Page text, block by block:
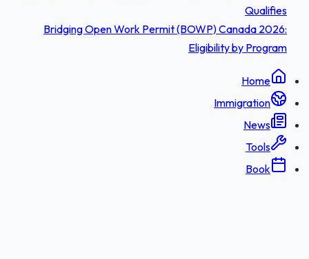
Qualifies
Bridging Open Work Permit (BOWP) Canada 2026:
Eligibility by Program
Home
Immigration
News
Tools
Book